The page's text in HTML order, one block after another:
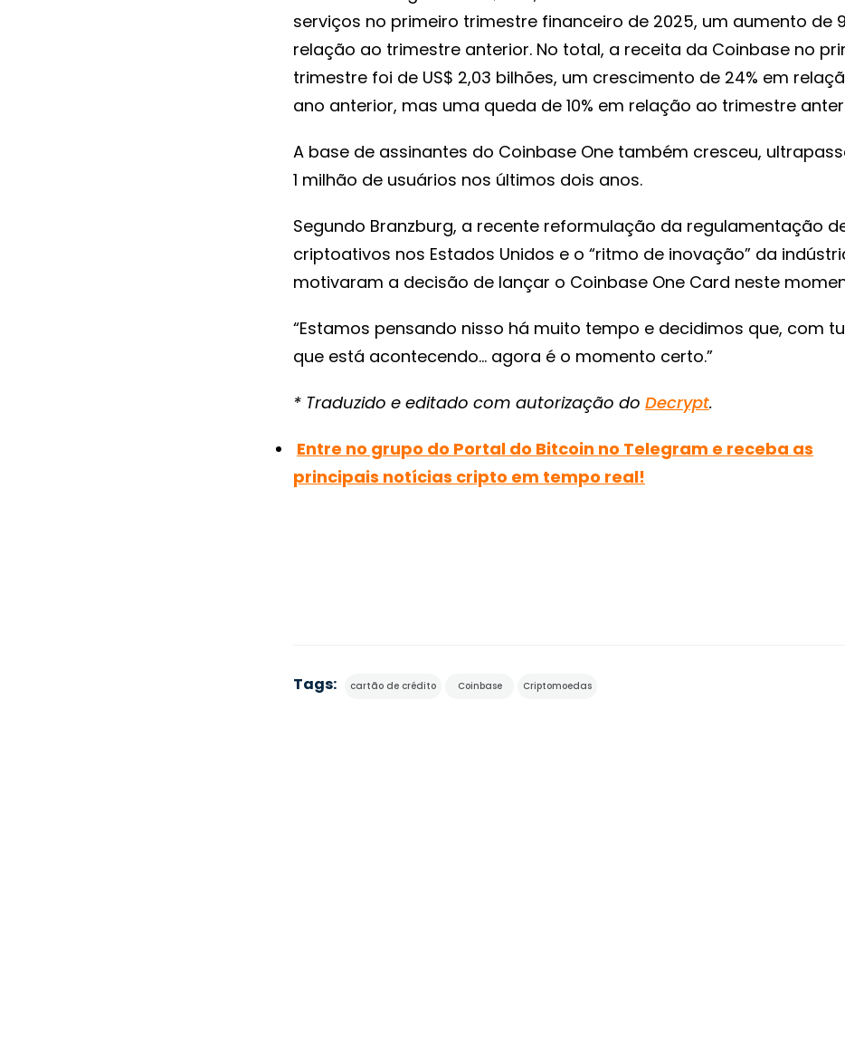
serviços no primeiro trimestre financeiro de 2025, um aumento de
relação ao trimestre anterior. No total, a receita da Coinbase no
trimestre foi de US$ 2,03 bilhões, um crescimento de 24% em
ano anterior, mas uma queda de 10% em relação ao trimestre
A base de assinantes do Coinbase One também cresceu,
1 milhão de usuários nos últimos dois anos.
Segundo Branzburg, a recente reformulação da regulamentação
criptoativos nos Estados Unidos e o “ritmo de inovação” da
motivaram a decisão de lançar o Coinbase One Card neste
“Estamos pensando nisso há muito tempo e decidimos que, com
que está acontecendo… agora é o momento certo.”
* Traduzido e editado com autorização do Decrypt.
Entre no grupo do Portal do Bitcoin no Telegram e receba as
principais notícias cripto em tempo real!
Tags: cartão de crédito Coinbase Criptomoedas